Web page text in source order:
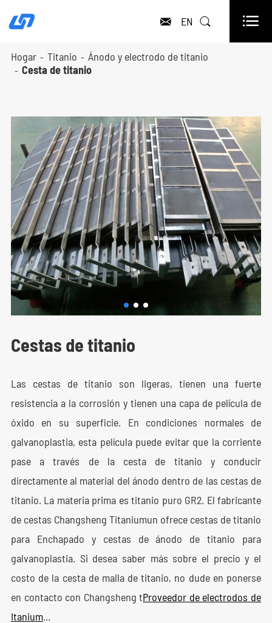
 EN  
Hogar Titanio
Ánodo y electrodo de titanio
Cesta de titanio
Cestas de titanio
Las cestas de titanio son ligeras, tienen una fuerte
resistencia a la corrosión y tienen una capa de película de
óxido en su superficie. En condiciones normales de
galvanoplastia, esta película puede evitar que la corriente
pase a través de la cesta de titanio y conducir
directamente al material del ánodo dentro de las cestas de
titanio. La materia prima es titanio puro GR2. El fabricante
de cestas Changsheng Titaniumun ofrece cestas de titanio
para Enchapado y cestas de ánodo de titanio para
galvanoplastia. Si desea saber más sobre el precio y el
costo de la cesta de malla de titanio, no dude en ponerse
en contacto con Changsheng tProveedor de electrodos de
Itanium...